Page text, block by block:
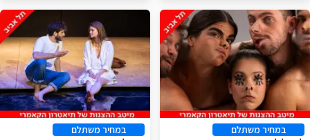
במחיר משתלם
במחיר משתלם